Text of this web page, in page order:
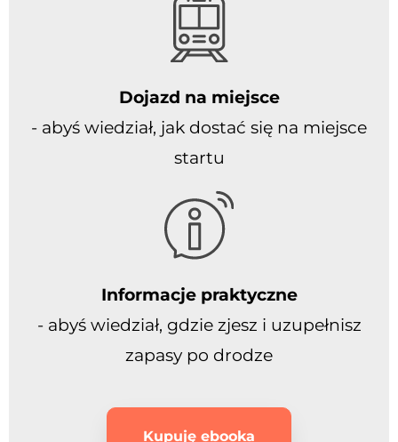
Dojazd na miejsce
- abyś wiedział, jak dostać się na miejsce
startu
Informacje praktyczne
- abyś wiedział, gdzie zjesz i uzupełnisz
zapasy po drodze
Kupuję ebooka